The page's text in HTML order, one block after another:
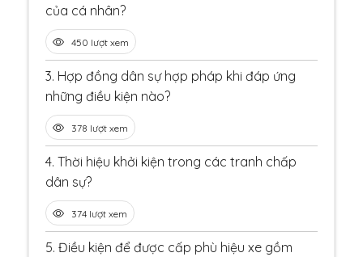
của cá nhân?
450 lượt xem
3. Hợp đồng dân sự hợp pháp khi đáp ứng
những điều kiện nào?
378 lượt xem
4. Thời hiệu khởi kiện trong các tranh chấp
dân sự?
374 lượt xem
5. Điều kiện để được cấp phù hiệu xe gồm